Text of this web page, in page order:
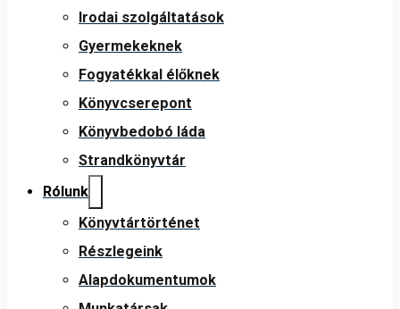
Irodai szolgáltatások
Gyermekeknek
Fogyatékkal élőknek
Könyvcserepont
Könyvbedobó láda
Strandkönyvtár
Rólunk
Könyvtártörténet
Részlegeink
Alapdokumentumok